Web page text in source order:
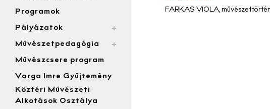
Programok
Pályázatok
Művészetpedagógia
Művészcsere program
Varga Imre Gyűjtemény
Köztéri Művészeti
Alkotások Osztálya
FARKAS VIOLA,